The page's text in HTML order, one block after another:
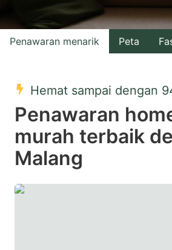
interact
with
the
select
a
date.
Press
a
Penawaran menarik Peta
Hemat sampai dengan
Penawaran
murah terbaik
Malang